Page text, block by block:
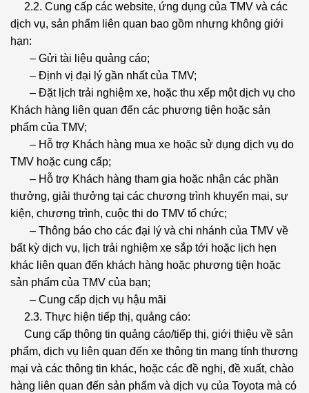
2.2. Cung cấp các website, ứng dụng của TMV và các
dịch vụ, sản phẩm liên quan bao gồm nhưng không giới
hạn:
– Gửi tài liệu quảng cáo;
– Định vị đại lý gần nhất của TMV;
– Đặt lịch trải nghiệm xe, hoặc thu xếp một dịch vụ cho
Khách hàng liên quan đến các phương tiện hoặc sản
phẩm của TMV;
– Hỗ trợ Khách hàng mua xe hoặc sử dụng dịch vụ do
TMV hoặc cung cấp;
– Hỗ trợ Khách hàng tham gia hoặc nhận các phần
thưởng, giải thưởng tại các chương trình khuyến mại, sự
kiện, chương trình, cuộc thi do TMV tổ chức;
– Thông báo cho các đại lý và chi nhánh của TMV về
bất kỳ dịch vụ, lịch trải nghiệm xe sắp tới hoặc lịch hẹn
khác liên quan đến khách hàng hoặc phương tiện hoặc
sản phẩm của TMV của bạn;
– Cung cấp dịch vụ hậu mãi
2.3. Thực hiện tiếp thị, quảng cáo:
Cung cấp thông tin quảng cáo/tiếp thị, giới thiệu về sản
phẩm, dịch vụ liên quan đến xe thông tin mang tính thương
mại và các thông tin khác, hoặc các đề nghị, đề xuất, chào
hàng liên quan đến sản phẩm và dịch vụ của Toyota mà có